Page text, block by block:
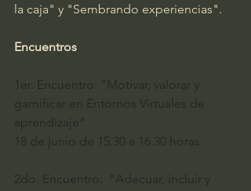
la caja" y "Sembrando experiencias".
Encuentros
1er. Encuentro: "Motivar, valorar y
gamificar en Entornos Virtuales de
aprendizaje"
18 de junio de 15.30 a 16.30 horas
2do. Encuentro:  "Adecuar, incluir y